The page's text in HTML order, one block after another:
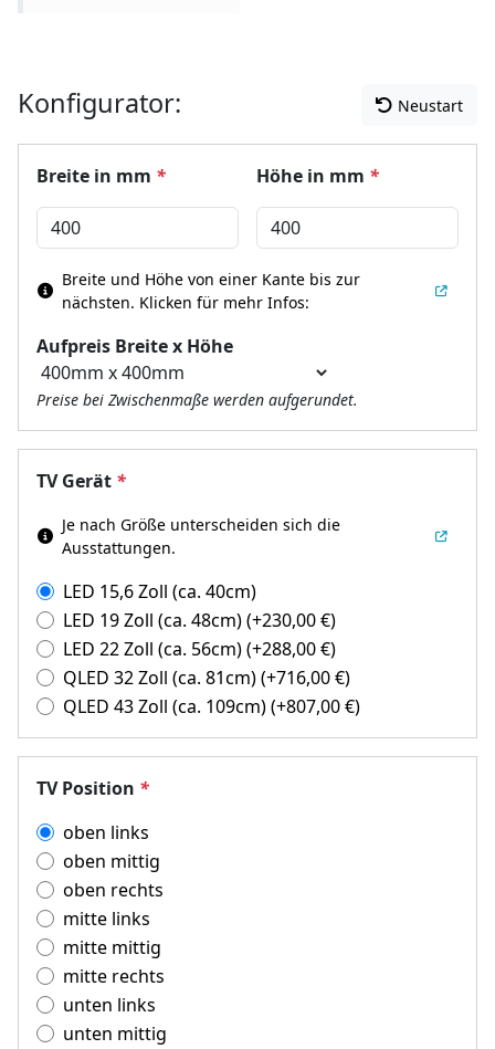
Konfigurator: Neustart
Breite in mm * Höhe in mm *
Aufpreis Breite x Höhe
Breite und Höhe von einer Kante bis zur
nächsten. Klicken für mehr Infos:
Preise bei Zwischenmaße werden aufgerundet.
TV Gerät *
Je nach Größe unterscheiden sich die
Ausstattungen.
LED 15,6 Zoll (ca. 40cm)
LED 19 Zoll (ca. 48cm)(+230,00€)
LED 22 Zoll (ca. 56cm)(+288,00€)
QLED 32 Zoll (ca. 81cm)(+716,00€)
QLED 43 Zoll (ca. 109cm)(+807,00€)
TV Position *
oben links
oben mittig
oben rechts
mitte links
mitte mittig
mitte rechts
unten links
unten mittig